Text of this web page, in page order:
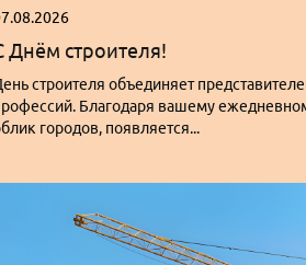
Днём строителя!
строителя объединяет
Благодаря вашему
городов, появляется...